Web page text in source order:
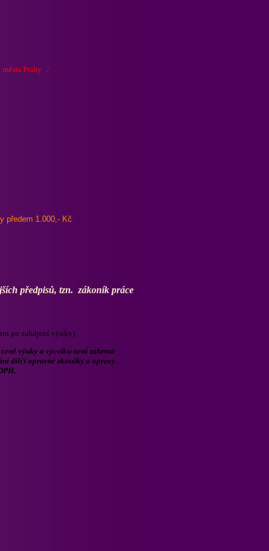
Prahy :
předem 1.000,- Kč
předpisů, tzn. zákoník práce
po zahájení výuky).
výuky a výcviku není zahrnut
dílčí opravné zkoušky a opravy .